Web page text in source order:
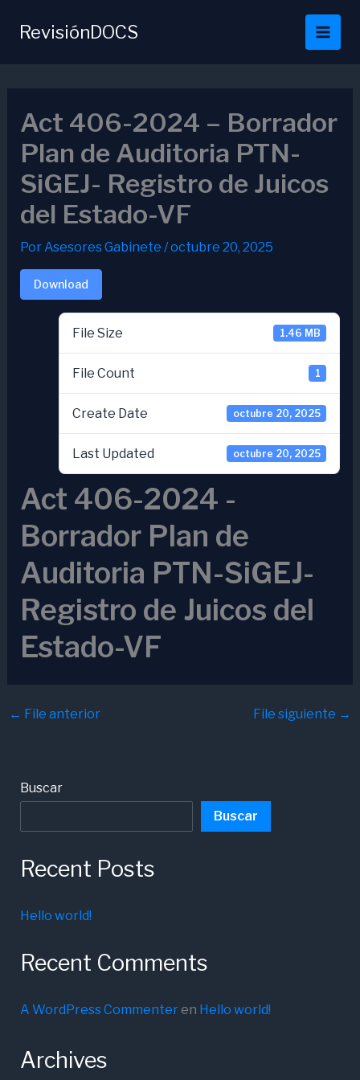
RevisiónDOCS
Act 406-2024 – Borrador
Plan de Auditoria PTN-
SiGEJ- Registro de Juicos
del Estado-VF
PorAsesores Gabinete /octubre 20, 2025
Download
File Size 1.46 MB
File Count 1
Create Date octubre 20, 2025
Last Updated octubre 20, 2025
Act 406-2024 -
Borrador Plan de
Auditoria PTN-SiGEJ-
Registro de Juicos del
Estado-VF
← File anterior File siguiente →
Buscar
Buscar
Recent Posts
Hello world!
Recent Comments
A WordPress Commenteren Hello world!
Archives